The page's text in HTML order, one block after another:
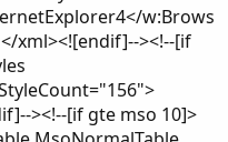
w:Brows
xml><![endif]--><!--[if
><!--[if gte mso 10]>